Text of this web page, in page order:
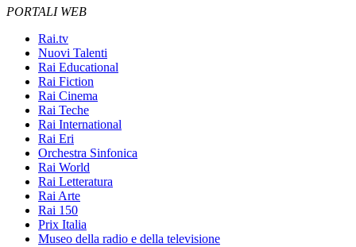
PORTALI WEB
Rai.tv
Nuovi Talenti
Rai Educational
Rai Fiction
Rai Cinema
Rai Teche
Rai International
Rai Eri
Orchestra Sinfonica
Rai World
Rai Letteratura
Rai Arte
Rai 150
Prix Italia
Museo della radio e della televisione